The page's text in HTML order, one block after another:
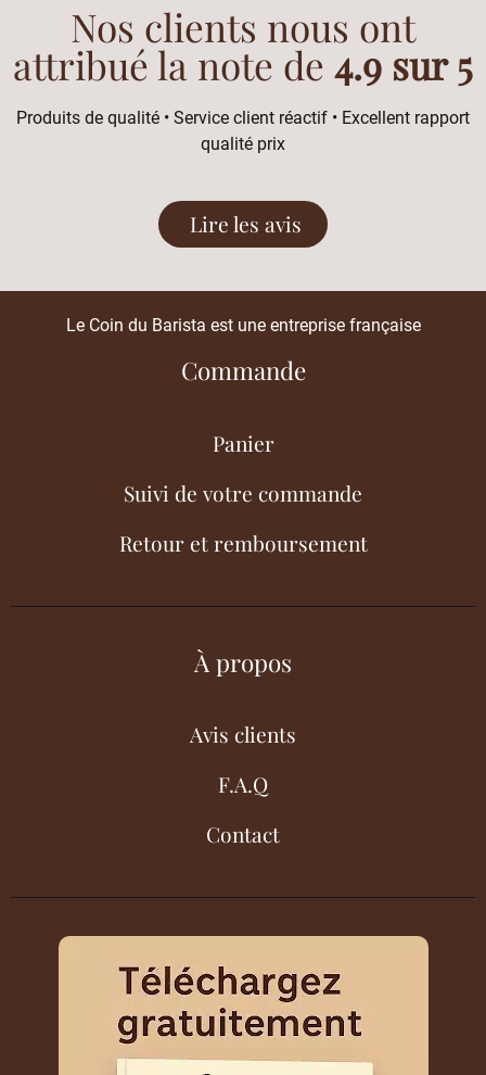
Nos clients nous ont
attribué la note de 4.9 sur 5
Produits de qualité • Service client réactif • Excellent rapport
qualité prix
Lire les avis
Le Coin du Barista est une entreprise française
Commande
Panier
Suivi de votre commande
Retour et remboursement
À propos
Avis clients
F.A.Q
Contact